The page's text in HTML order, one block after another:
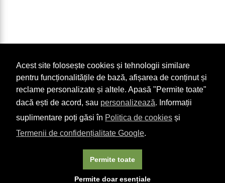
Acest site folosește cookies și tehnologii similare
pentru funcționalitățile de bază, afișarea de conținut și
reclame personalizate și altele. Apasă "Permite toate"
dacă ești de acord, sau personalizează. Informații
suplimentare poți găsi în Politica de cookies și
Termenii de confidențialitate Google.
Permite doar esențiale
Permite toate